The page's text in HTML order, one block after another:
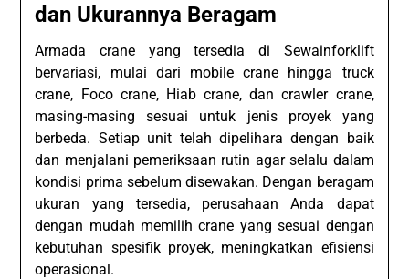
dan Ukurannya Beragam
Armada crane yang tersedia di Sewainforklift
bervariasi, mulai dari mobile crane hingga truck
crane, Foco crane, Hiab crane, dan crawler crane,
masing-masing sesuai untuk jenis proyek yang
berbeda. Setiap unit telah dipelihara dengan baik
dan menjalani pemeriksaan rutin agar selalu dalam
kondisi prima sebelum disewakan. Dengan beragam
ukuran yang tersedia, perusahaan Anda dapat
dengan mudah memilih crane yang sesuai dengan
kebutuhan spesifik proyek, meningkatkan efisiensi
operasional.